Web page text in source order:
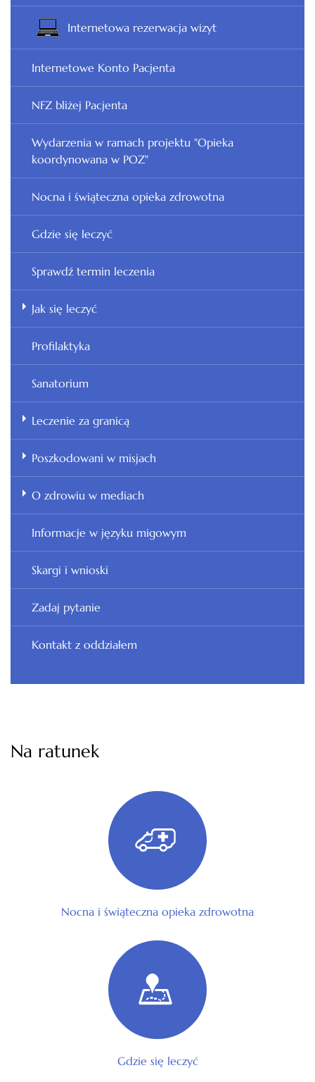
Internetowa rezerwacja wizyt
Internetowe Konto Pacjenta
NFZ bliżej Pacjenta
Wydarzenia w ramach projektu "Opieka
koordynowana w POZ"
Nocna i świąteczna opieka zdrowotna
Gdzie się leczyć
Sprawdź termin leczenia
Jak się leczyć
Profilaktyka
Sanatorium
Leczenie za granicą
Poszkodowani w misjach
O zdrowiu w mediach
Informacje w języku migowym
Skargi i wnioski
Zadaj pytanie
Kontakt z oddziałem
Na ratunek
Nocna i świąteczna opieka zdrowotna
Gdzie się leczyć